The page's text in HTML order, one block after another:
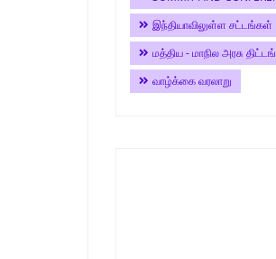
இந்தியாவிலுள்ள சட்டங்கள்
மத்திய - மாநில அரசு
வாழ்க்கை வரலாறு